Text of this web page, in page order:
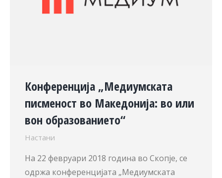
Конференција „Медиумската
писменост во Македонија: во или
вон образованието“
Настани
На 22 февруари 2018 година во Скопје, се
одржа конференцијата „Медиумската